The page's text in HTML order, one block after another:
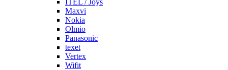
ITEL / Joys
Maxvi
Nokia
Olmio
Panasonic
texet
Vertex
Wifit